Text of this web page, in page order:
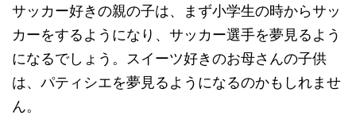
サッカー好きの親の子は、まず小学生の時からサッ
カーをするようになり、サッカー選手を夢見るよう
になるでしょう。スイーツ好きのお母さんの子供
は、パティシエを夢見るようになるのかもしれませ
ん。